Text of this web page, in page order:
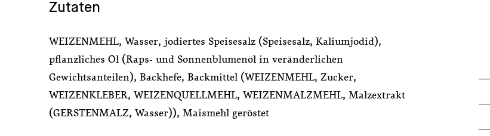
Zutaten
WEIZENMEHL, Wasser, jodiertes Speisesalz (Speisesalz, Kaliumjodid),
pflanzliches Öl (Raps- und Sonnenblumenöl in veränderlichen
Gewichtsanteilen), Backhefe, Backmittel (WEIZENMEHL, Zucker,
WEIZENKLEBER, WEIZENQUELLMEHL, WEIZENMALZMEHL, Malzextrakt
(GERSTENMALZ, Wasser)), Maismehl geröstet